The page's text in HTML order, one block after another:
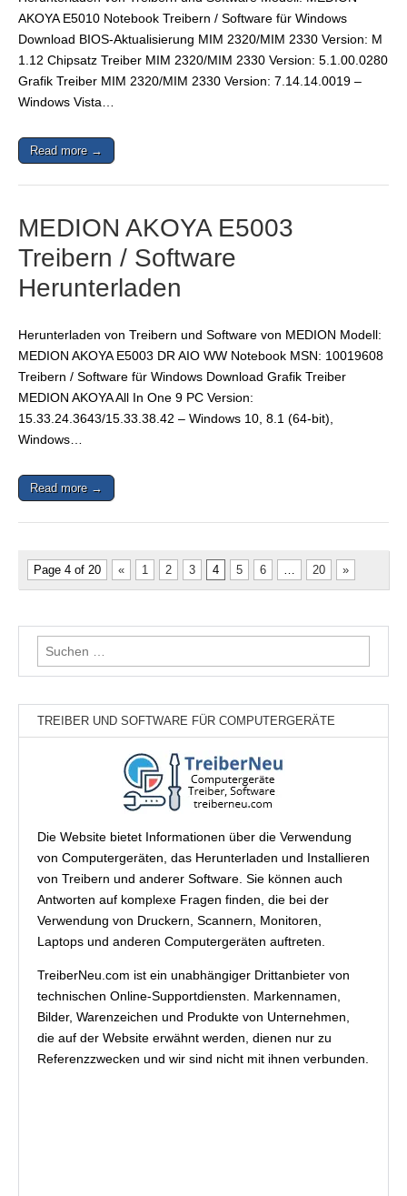
AKOYA E5010 Notebook Treibern / Software für Windows
Download BIOS-Aktualisierung MIM 2320/MIM 2330 Version: M
1.12 Chipsatz Treiber MIM 2320/MIM 2330 Version: 5.1.00.0280
Grafik Treiber MIM 2320/MIM 2330 Version: 7.14.14.0019 –
Windows Vista…
Read more →
MEDION AKOYA E5003
Treibern / Software
Herunterladen
Herunterladen von Treibern und Software von MEDION Modell:
MEDION AKOYA E5003 DR AIO WW Notebook MSN: 10019608
Treibern / Software für Windows Download Grafik Treiber
MEDION AKOYA All In One 9 PC Version:
15.33.24.3643/15.33.38.42 – Windows 10, 8.1 (64-bit),
Windows…
Read more →
Page 4 of 20 « 1 2 3 4 5 6 … 20 »
Suchen
nach:
TREIBER UND SOFTWARE FÜR COMPUTERGERÄTE
Die Website bietet Informationen über die Verwendung
von Computergeräten, das Herunterladen und Installieren
von Treibern und anderer Software. Sie können auch
Antworten auf komplexe Fragen finden, die bei der
Verwendung von Druckern, Scannern, Monitoren,
Laptops und anderen Computergeräten auftreten.
TreiberNeu.com ist ein unabhängiger Drittanbieter von
technischen Online-Supportdiensten. Markennamen,
Bilder, Warenzeichen und Produkte von Unternehmen,
die auf der Website erwähnt werden, dienen nur zu
Referenzzwecken und wir sind nicht mit ihnen verbunden.